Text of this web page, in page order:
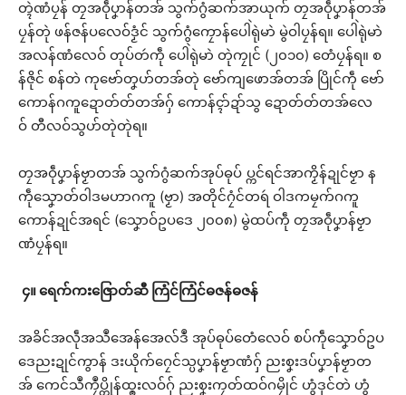
တ္ၚဲဏံပၠန် တၠအဝဵုပၞာန်တအ် သွက်ဂွံဆက်အာယုက် တၠအဝဵုပၞာန်တအ်
ပၠန်တုဲ ဖန်ဇန်ပလေဝ်ဒၟံင် သွက်ဂွံကၠောန်ပေါဲရုဲမာဲ မွဲဝါပၠန်ရ။ ပေါဲရုဲမာဲ
အလန်ဏံလေဝ် တုပ်တဴကဵု ပေါဲရုဲမာဲ တုဲကၠုင် (၂၀၁၀) တေံပၠန်ရ။ စ
န်ဇိုင် စန်တဲ ကုဗော်တၞဟ်တအ်တုဲ ဗော်ကျဖောအ်တအ် ပြိုင်ကဵု ဗော်
ကောန်ဂကူဍောတ်တ်တအ်ဂှ် ကောန်ၚာ်ဍာ်သွ ဍောတ်တ်တအ်လေ
ဝ် တီလဝ်သွဟ်တုဲတုဲရ။
တၠအဝဵုပၞာန်ဗၟာတအ် သွက်ဂွံဆက်အုပ်ဓုပ် ပ္ကင်ရင်အာကၟိန်ဍုင်ဗၟာ န
ကဵုသၞောတ်ဝါဒမဟာဂကူ (ဗၟာ) အတိုင်ဂၠံင်တရဴ ဝါဒကမၠက်ဂကူ
ကောန်ဍုင်အရင် (သၞောဝ်ဥပဒေ ၂၀၀၈) မွဲထပ်ကဵု တၠအဝဵုပၞာန်ဗၟာ
ဏံပၠန်ရ။
၄။ရေက်ကးဇြောတ်ဆီ ကြံင်ကြံင်ဓဇန်ဓဇန်
အခိင်အလဵုအသဳအေန်အေလ်ဒဳ အုပ်ဓုပ်တေံလေဝ် စပ်ကဵုသၞောဝ်ဥပ
ဒေညးဍုင်ကွာန် ဒးယိုက်ဂၠေင်သ္ပပၞာန်ဗၟာဏံဂှ် ညးစၞးဒပ်ပၞာန်ဗၟာတ
အ် ကေင်သဳကၠဳပ္တိုန်ထ္ၜးလဝ်ဂှ် ညးစၞးကၠတ်ထဝ်ဂမၠိုင် ဟွံဒုင်တဲ ဟွံ